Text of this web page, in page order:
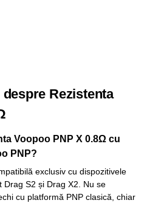
Rezistenta
Voopoo PNP X 0.8Ω cu
PNP?
exclusiv cu dispozitivele
Drag S2 și Drag X2. Nu se
cu platformă PNP clasică, chiar